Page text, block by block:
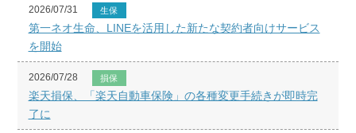
2026/07/31 生保
第一ネオ生命、LINEを活用した新たな契約者向けサービス
を開始
2026/07/28 損保
楽天損保、「楽天自動車保険」の各種変更手続きが即時完
了に